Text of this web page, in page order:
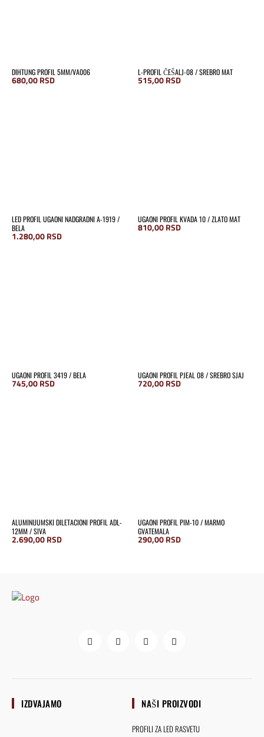
DIHTUNG PROFIL 5MM/VA006
680,00RSD
L-PROFIL ČEŠALJ-08 / SREBRO MAT
515,00RSD
LED PROFIL UGAONI NADGRADNI A-1919 /
BELA
1.280,00RSD
UGAONI PROFIL KVADA 10 / ZLATO MAT
810,00RSD
UGAONI PROFIL 3419 / BELA
745,00RSD
UGAONI PROFIL PJEAL 08 / SREBRO SJAJ
720,00RSD
ALUMINIJUMSKI DILETACIONI PROFIL ADL-
12MM / SIVA
2.690,00RSD
UGAONI PROFIL PIM-10 / MARMO
GVATEMALA
290,00RSD
IZDVAJAMO NAŠI PROIZVODI
PROFILI ZA LED RASVETU